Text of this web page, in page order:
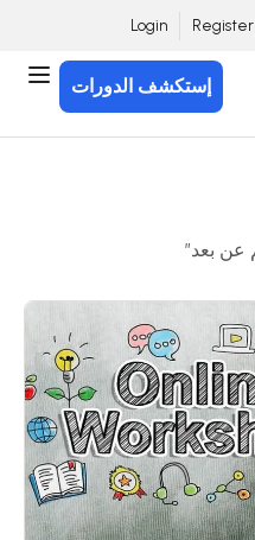
Register
Login
إستكشف الدورات